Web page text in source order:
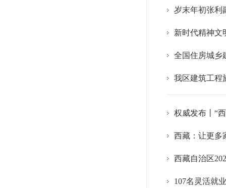
岁末年初张利
新时代精神文
全国住房城乡
我区建筑工程
权威发布丨“
西藏：让更多
西藏自治区
107名灵活就